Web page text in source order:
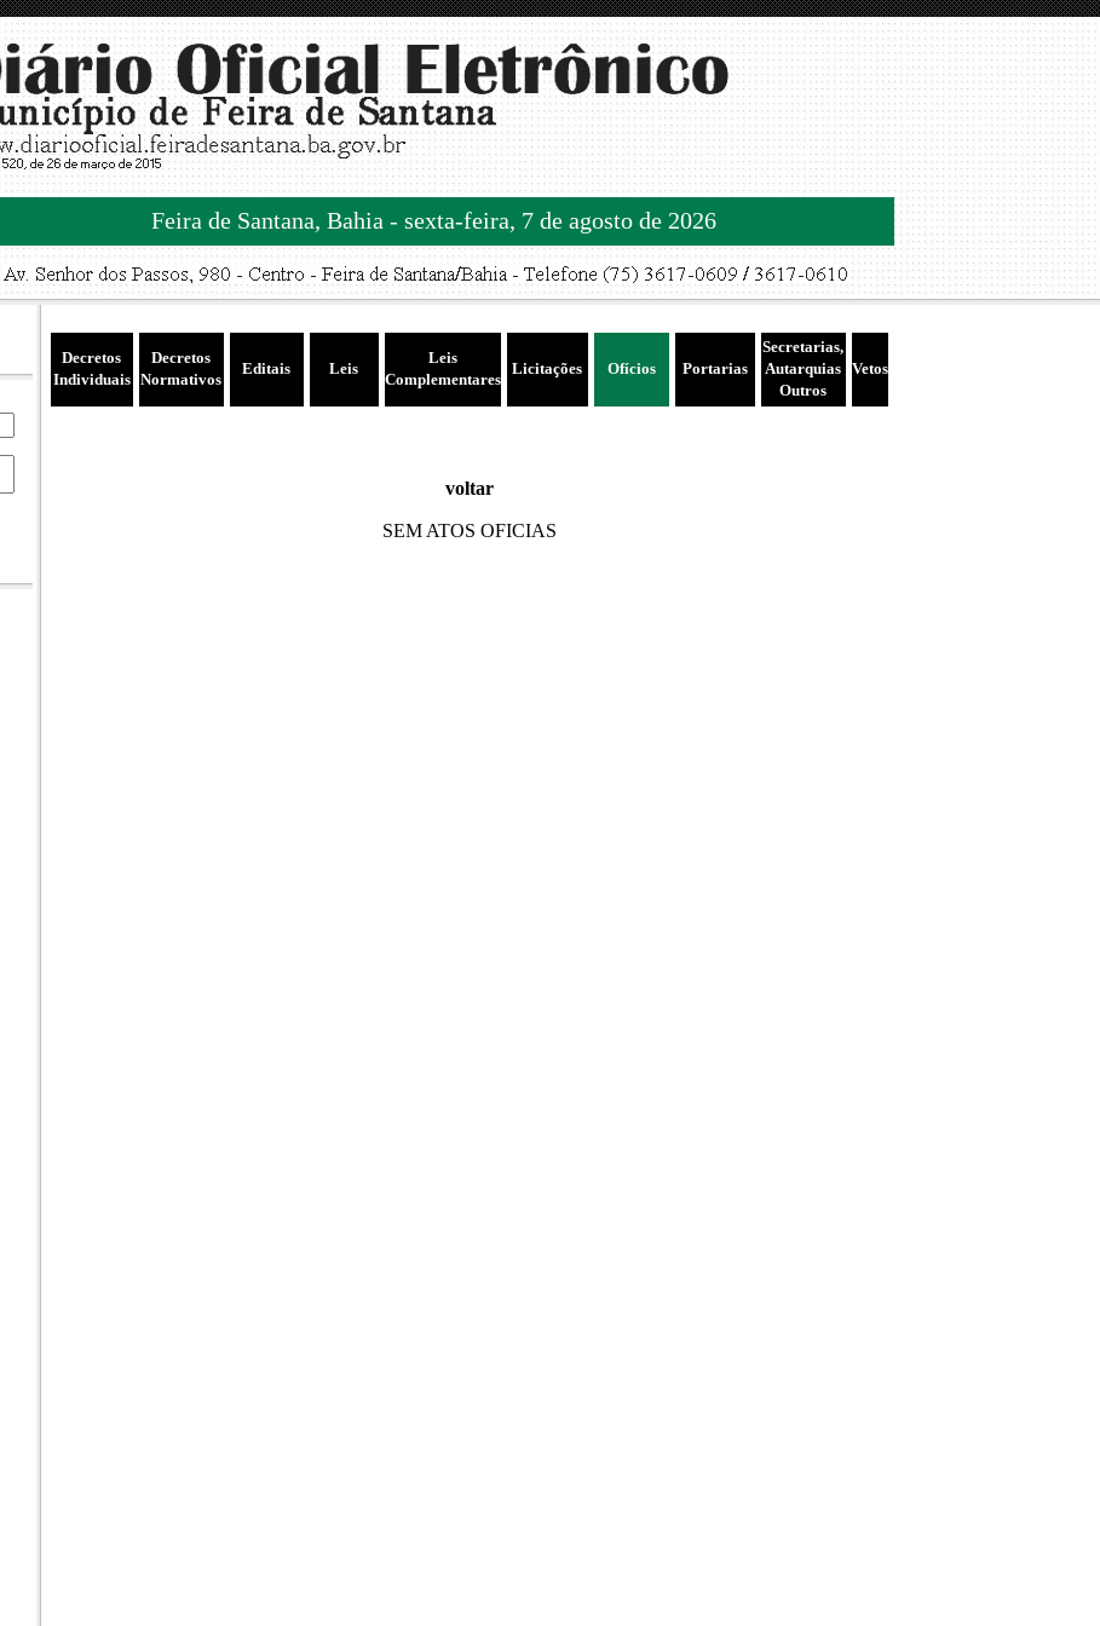
Feira de Santana, Bahia - sexta-feira, 7 de agosto de 2026
Decretos
Individuais
Decretos
Normativos
Editais Leis
Leis
Complementares
Licitações Ofícios Portarias
Secretarias,
Autarquias
Outros
Vetos
voltar
SEM ATOS OFICIAS